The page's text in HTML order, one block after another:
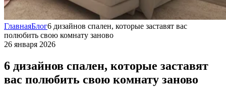
ГлавнаяБлог6 дизайнов спален, которые заставят вас
полюбить свою комнату заново
26 января 2026
6 дизайнов спален, которые заставят
вас полюбить свою комнату заново